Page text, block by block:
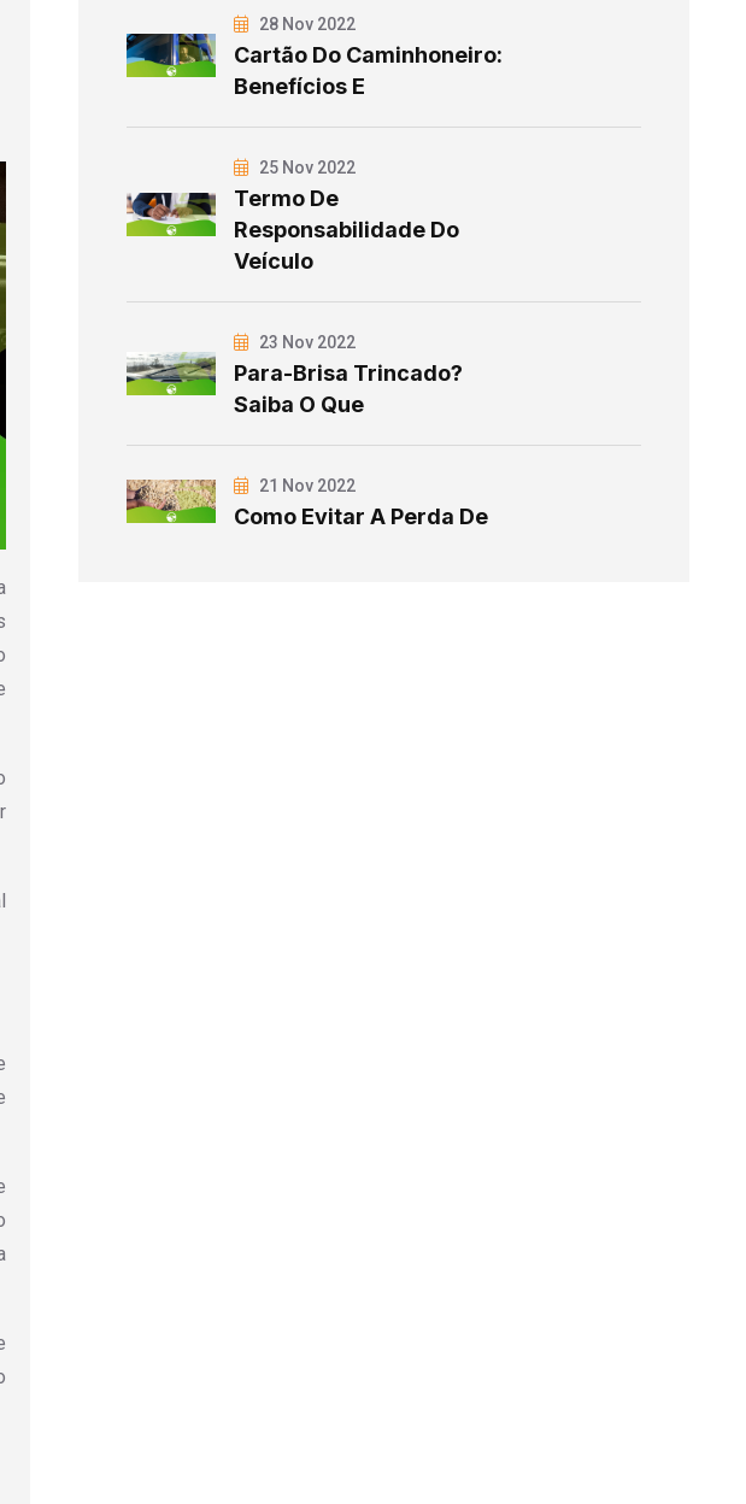
28 Nov 2022
Cartão Do Caminhoneiro:
Benefícios E
25 Nov 2022
Termo De
Responsabilidade Do
Veículo
23 Nov 2022
Para-Brisa Trincado?
Saiba O Que
21 Nov 2022
Como Evitar A Perda De